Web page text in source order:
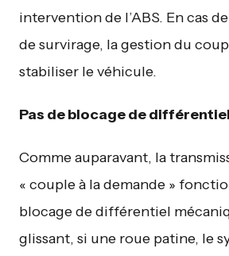
intervention de l’ABS. En cas
de survirage, la gestion du
stabiliser le véhicule.
Pas de blocage de différentiel
Comme auparavant, la
« couple à la demande »
blocage de différentiel
glissant, si une roue patine, le